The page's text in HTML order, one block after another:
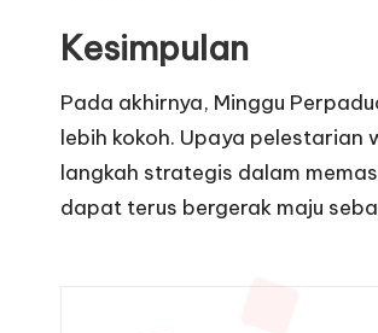
Kesimpulan
Pada akhirnya, Minggu
lebih kokoh. Upaya
langkah strategis dalam
dapat terus bergerak maju